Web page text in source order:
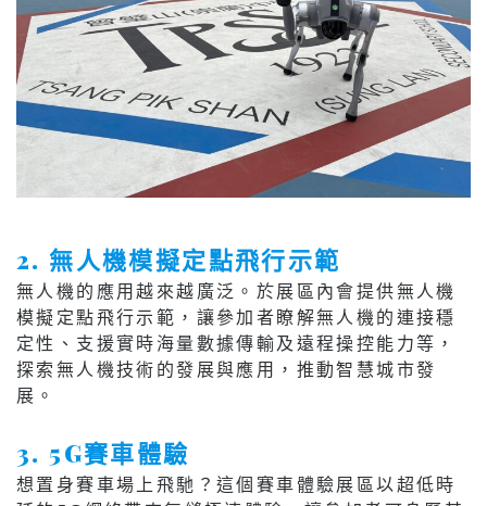
2. 無人機模擬定點飛行示範
無人機的應用越來越廣泛。於展區內會提供無人機
模擬定點飛行示範，讓參加者瞭解無人機的連接穩
定性、支援實時海量數據傳輸及遠程操控能力等，
探索無人機技術的發展與應用，推動智慧城市發
展。
3. 5G賽車體驗
想置身賽車場上飛馳？這個賽車體驗展區以超低時